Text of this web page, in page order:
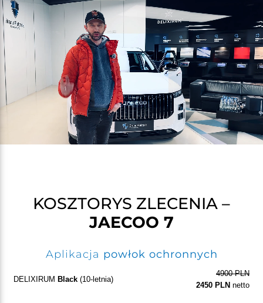
KOSZTORYS ZLECENIA –
JAECOO 7
Aplikacja powłok ochronnych
DELIXIRUM Black (10-letnia)
4900 PLN
2450 PLN netto